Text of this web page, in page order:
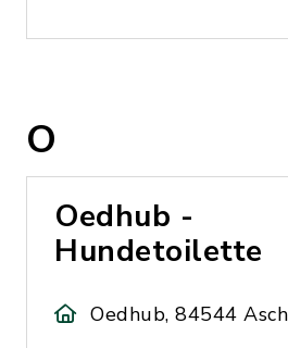
O
Oedhub -
Hundetoilette
Oedhub, 84544